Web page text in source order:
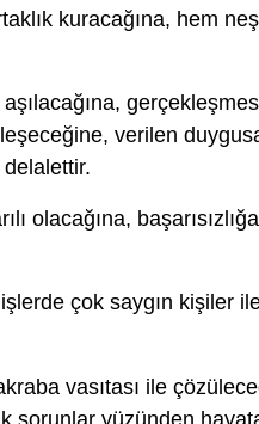
kuracağına, hem
verilen
delalettir.
olacağına,
çok saygın kişiler
vasıtası ile
sorunlar yüzünden